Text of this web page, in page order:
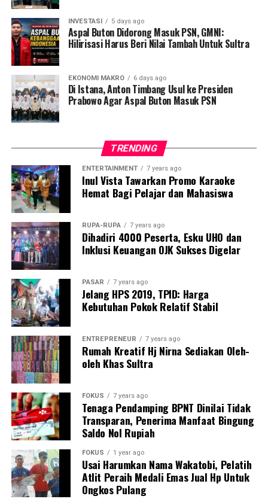
itu kita akan kawal dan dukung secara bersama-sama
sebagai generasi muda,” tegasnya.
‎Ia juga mengajak kepada seluruh elemen masyarakat,
pemuda dan mahasiswa Mubar menyatukan tekad
mendukung dan mengawal proses pembangunan yang
berkelanjutan menuju Liwu Mokesa.
‎“Kita sudah melegitimasi pemimpin Muna Barat yang
lahir dari produk pilkada, yang dipilih langsung oleh
rakyat. Sekarang saatnya kita bergandengan tangan
agar orientasi kebijakan bisa pro rakyat dengan segala
sektor dan potensi daerah yang di miliki” tegasnya.
‎Sebelumnya program La Ode Darwin dan Ali Basa dalam
pengembangan 3 sektor yang di kemas dalam visi misi
pada Pilkada 2024 dinilai sangat mengakomodir
kepentingan dan kebutuhan masyarakat Muna Barat.
Dimana La Ode Darwin dan Ali Basa ingin memajukan
potensi Perikanan, Peternakan dan Pertanian yang ada
di Muna Barat agar bisa maju, mandiri dan berdaya saing
dengan daerah-daerah yang lain.
‎Ia juga mendorong agar pengembangan kualitas Sumber
Daya Manusia (SDM) melalui peningkatan mutu
pendidikan, kesehatan dan kesejahteraan sosial dengan
mewujudkan tata kelola pemerintahan yang profesional,
berintegritas menjadi hal yang utama dan prioritas.
‎“Sebab dengan kualitas Sumber Daya Manusia (SDM)
beberapa potensi dan sektor tersebut dapat terkelola
dengan baik,”
bersama kementerian terkait.
Pertemuan ditutup dengan komitmen bersama untuk
terus memperkuat sinergi antara pusat dan daerah
dalam menjaga kesinambungan pembangunan dan
meningkatkan kesejahteraan masyarakat di seluruh
Indonesia.
Sumber : kemenkeu.go.id
Editor : Tam
Post Views: 3,089
INVESTASI 5 days ago
Aspal Buton Didorong Masuk PSN, GMNI:
Hilirisasi Harus Beri Nilai Tambah Untuk Sultra
EKONOMI MAKRO 6 days ago
Di Istana, Anton Timbang Usul ke Presiden
Prabowo Agar Aspal Buton Masuk PSN
TRENDING
ENTERTAINMENT 7 years ago
Inul Vista Tawarkan Promo Karaoke
Hemat Bagi Pelajar dan Mahasiswa
RUPA-RUPA 7 years ago
Dihadiri 4000 Peserta, Esku UHO dan
Inklusi Keuangan OJK Sukses Digelar
PASAR 7 years ago
Jelang HPS 2019, TPID: Harga
Kebutuhan Pokok Relatif Stabil
ENTREPRENEUR 7 years ago
Rumah Kreatif Hj Nirna Sediakan Oleh-
oleh Khas Sultra
FOKUS 7 years ago
Tenaga Pendamping BPNT Dinilai Tidak
Transparan, Penerima Manfaat Bingung
Saldo Nol Rupiah
FOKUS 1 year ago
Usai Harumkan Nama Wakatobi, Pelatih
Atlit Peraih Medali Emas Jual Hp Untuk
Ongkos Pulang